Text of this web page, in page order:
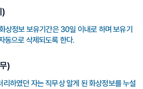
)
상정보 보유기간은 30일 이내로 하며 보유기
동으로 삭제되도록 한다.
)
하였던 자는 직무상 알게 된 화상정보를 누설